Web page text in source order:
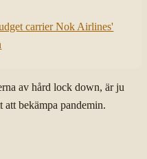
carrier Nok Airlines'
av hård lock down, är ju
att bekämpa pandemin.